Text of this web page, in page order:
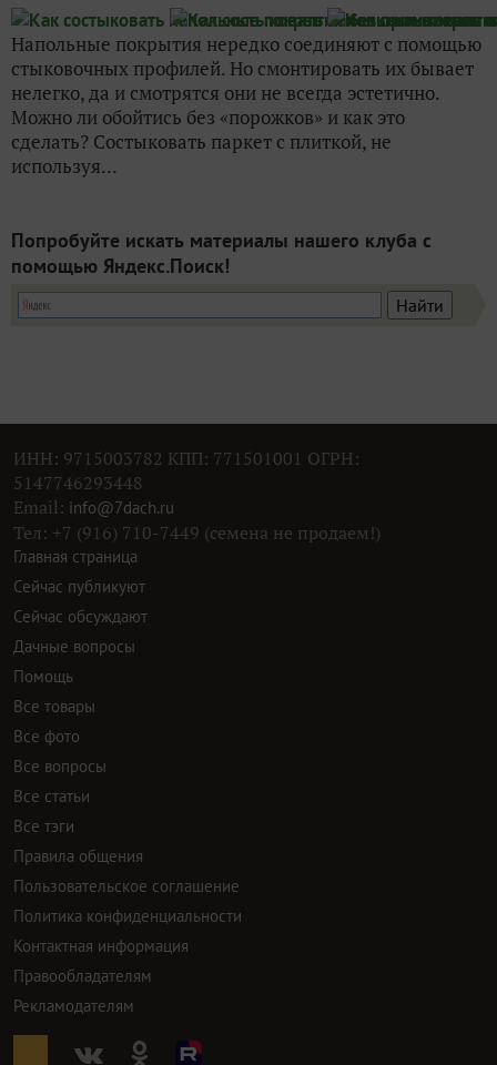
Напольные покрытия нередко соединяют с помощью
стыковочных профилей. Но смонтировать их бывает
нелегко, да и смотрятся они не всегда эстетично.
Можно ли обойтись без «порожков» и как это
сделать? Состыковать паркет с плиткой, не
используя...
Попробуйте искать материалы нашего клуба с
помощью Яндекс.Поиск!
ИНН: 9715003782 КПП: 771501001 ОГРН:
5147746293448
Email: info@7dach.ru
Тел: +7 (916) 710-7449 (семена не продаем!)
Главная страница
Сейчас публикуют
Сейчас обсуждают
Дачные вопросы
Помощь
Все товары
Все фото
Все вопросы
Все статьи
Все тэги
Правила общения
Пользовательское соглашение
Политика конфиденциальности
Контактная информация
Правообладателям
Рекламодателям